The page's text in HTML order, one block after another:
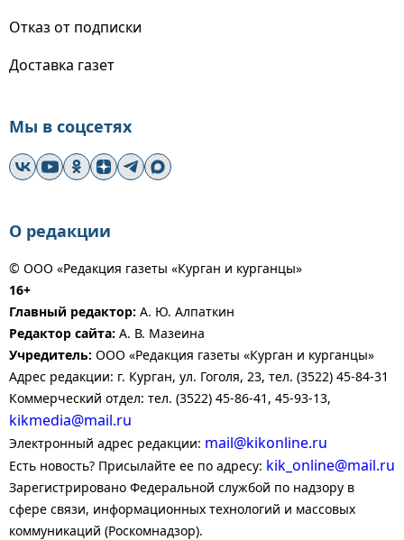
Отказ от подписки
Доставка газет
Мы в соцсетях
О редакции
© ООО «Редакция газеты «Курган и курганцы»
16+
Главный редактор: А. Ю. Алпаткин
Редактор сайта: А. В. Мазеина
Учредитель: ООО «Редакция газеты «Курган и курганцы»
Адрес редакции: г. Курган, ул. Гоголя, 23, тел. (3522) 45-84-31
Коммерческий отдел: тел. (3522) 45-86-41, 45-93-13,
kikmedia@mail.ru
Электронный адрес редакции: mail@kikonline.ru
Есть новость? Присылайте ее по адресу: kik_online@mail.ru
Зарегистрировано Федеральной службой по надзору в
сфере связи, информационных технологий и массовых
коммуникаций (Роскомнадзор).